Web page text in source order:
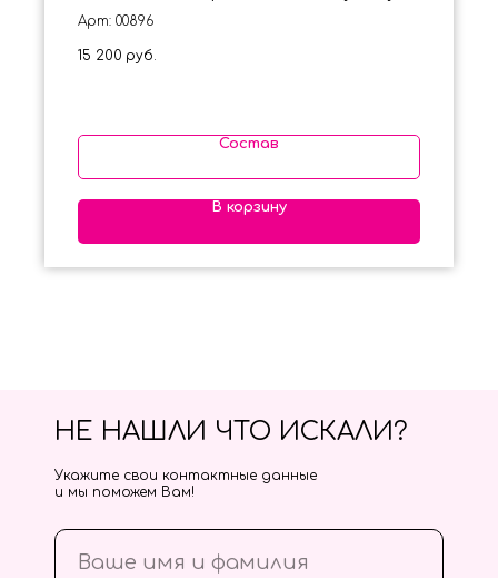
Арт: 00896
15 200 руб.
Состав
В корзину
НЕ НАШЛИ ЧТО ИСКАЛИ?
Укажите свои контактные данные
и мы поможем Вам!